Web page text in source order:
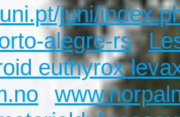
juni/
alegre-rs
euthyrox